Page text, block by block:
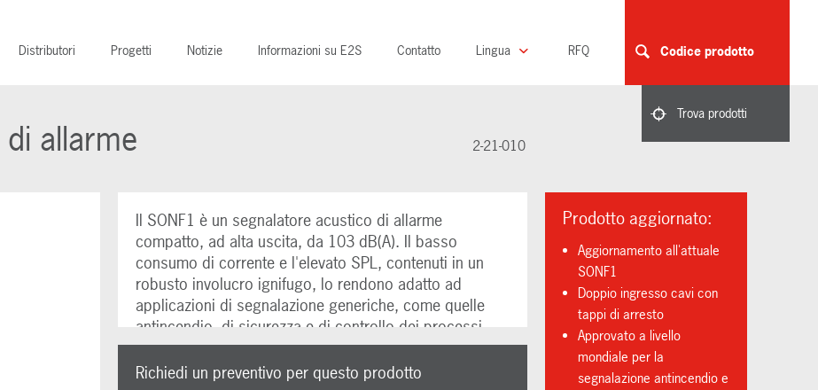
Distributori Progetti Notizie Informazioni su E2S Contatto Lingua RFQ Codice prodotto
Trova prodotti
allarme 2-21-010
Il SONF1 è un segnalatore acustico di allarme
compatto, ad alta uscita, da 103 dB(A). Il basso
consumo di corrente e l'elevato SPL, contenuti in un
robusto involucro ignifugo, lo rendono adatto ad
applicazioni di segnalazione generiche, come quelle
antincendio, di sicurezza e di controllo dei processi.
Richiedi un preventivo per questo prodotto
Prodotto aggiornato:
Aggiornamento all'attuale
SONF1
Doppio ingresso cavi con
tappi di arresto
Approvato a livello
mondiale per la
segnalazione antincendio e